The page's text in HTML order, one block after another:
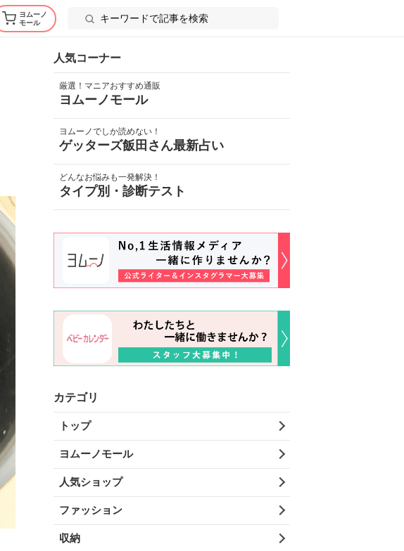
ヨムーノ
モール
人気コーナー
厳選！マニアおすすめ通販
ヨムーノモール
ヨムーノでしか読めない！
ゲッターズ飯田さん最新占い
どんなお悩みも一発解決！
タイプ別・診断テスト
カテゴリ
トップ
ヨムーノモール
人気ショップ
ファッション
収納